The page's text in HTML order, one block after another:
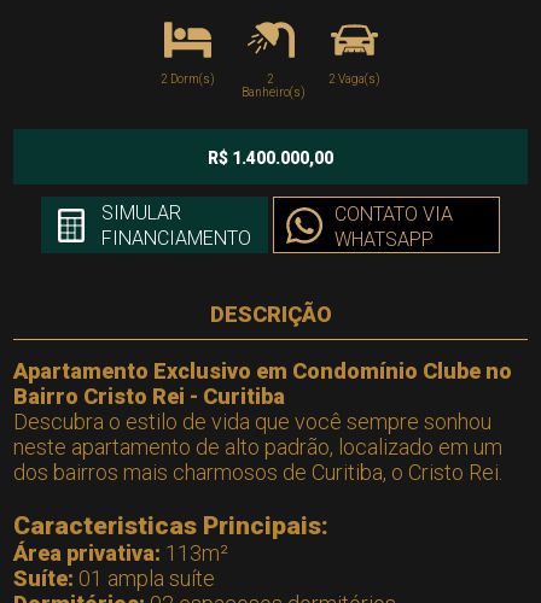
2 Dorm(s)
2
Banheiro(s)
2 Vaga(s)
R$ 1.400.000,00
SIMULAR
FINANCIAMENTO
CONTATO VIA
WHATSAPP
DESCRIÇÃO
Apartamento Exclusivo em Condomínio Clube no
Bairro Cristo Rei - Curitiba
Descubra o estilo de vida que você sempre sonhou
neste apartamento de alto padrão, localizado em um
dos bairros mais charmosos de Curitiba, o Cristo Rei.
Caracteristicas Principais:
Área privativa: 113m²
Suíte: 01 ampla suíte